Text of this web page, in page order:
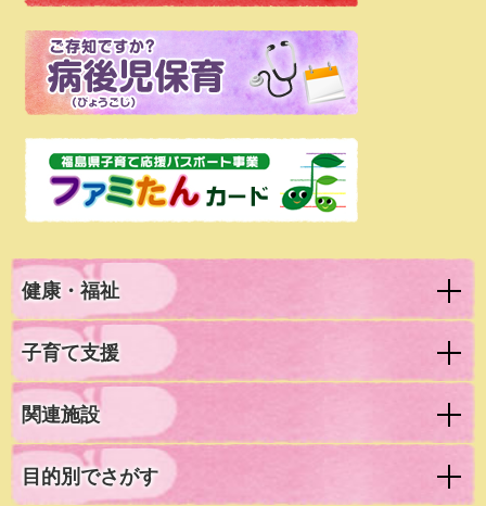
健康・福祉
子育て支援
関連施設
目的別でさがす